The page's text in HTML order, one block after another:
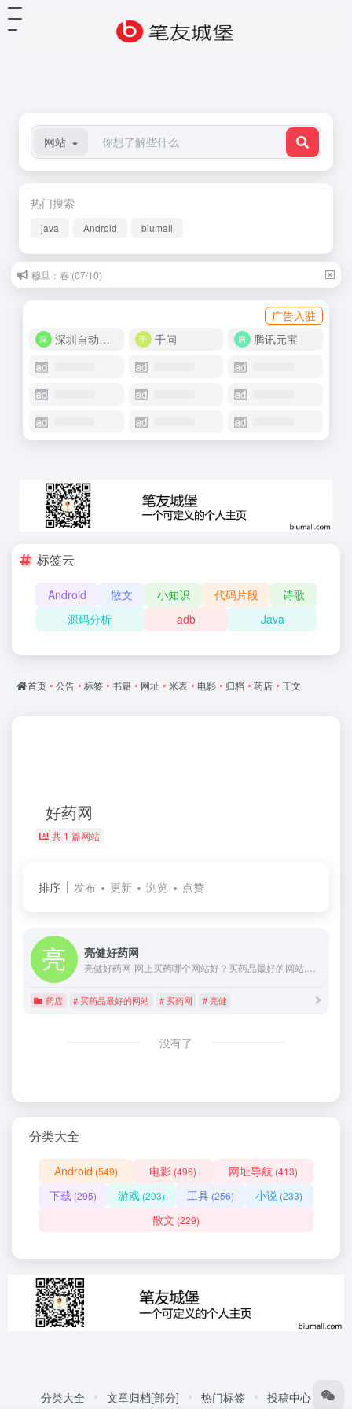
网站
热门搜索
java Android biumall
穆旦：春 (07/10)
广告入驻
深圳自动化商城
千问 腾讯元宝
标签云
Android 散文 小知识 代码片段
诗歌
源码分析
adb Java
首页 • 公告 • 标签 • 书籍 • 网址 • 米表 • 电影 • 归档 • 药店 • 正文
好药网
共 1 篇网站
排序 发布 更新 浏览 点赞
亮健好药网
药店 # 买药品最好的网站 # 买药网 # 亮健
没有了
分类大全
Android (549) 电影 (496) 网址导航 (413)
下载 (295) 游戏 (293) 工具(256) 小说 (233)
散文 (229)
分类大全 文章归档[部分] 热门标签 投稿中心